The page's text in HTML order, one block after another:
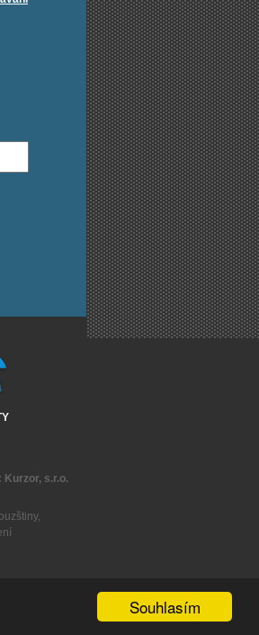
Souhlasím
Kurzor, s.r.o.
,